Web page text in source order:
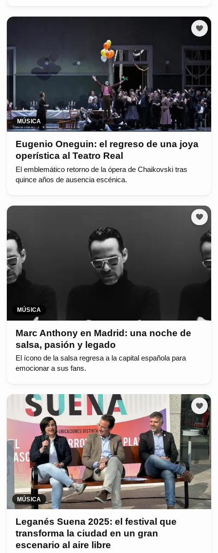
MÚSICA
Eugenio Oneguin: el regreso de una joya
operística al Teatro Real
El emblemático retorno de la ópera de Chaikovski tras
quince años de ausencia escénica.
MÚSICA
Marc Anthony en Madrid: una noche de
salsa, pasión y legado
El ícono de la salsa regresa a la capital española para
emocionar a sus fans.
MÚSICA
Leganés Suena 2025: el festival que
transforma la ciudad en un gran
escenario al aire libre